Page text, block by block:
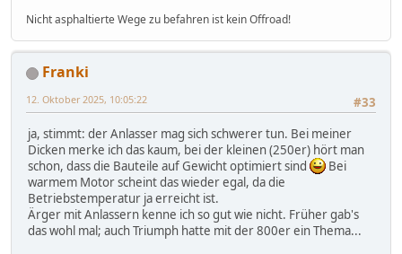
Nicht asphaltierte Wege zu befahren ist kein Offroad!
Franki
#33
12. Oktober 2025, 10:05:22
ja, stimmt: der Anlasser mag sich schwerer tun. Bei meiner
Dicken merke ich das kaum, bei der kleinen (250er) hört man
schon, dass die Bauteile auf Gewicht optimiert sind
Bei
warmem Motor scheint das wieder egal, da die
Betriebstemperatur ja erreicht ist.
Ärger mit Anlassern kenne ich so gut wie nicht. Früher gab's
das wohl mal; auch Triumph hatte mit der 800er ein Thema...